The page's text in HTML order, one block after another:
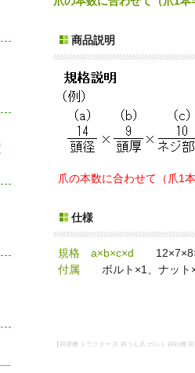
商品説明
爪の本数に合わせて（爪1
仕様
規格 a×b×c×d
付属 ボルト×1、ナット
【耕運機 トラクター 爪 耕うん爪 ボルト 耕耘機